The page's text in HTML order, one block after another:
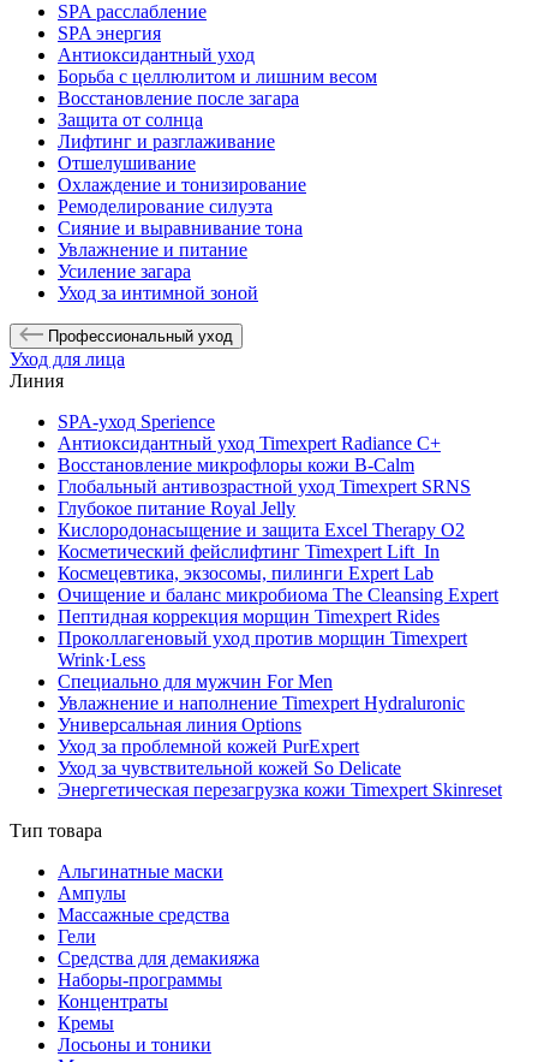
SPA расслабление
SPA энергия
Антиоксидантный уход
Борьба с целлюлитом и лишним весом
Восстановление после загара
Защита от солнца
Лифтинг и разглаживание
Отшелушивание
Охлаждение и тонизирование
Ремоделирование силуэта
Сияние и выравнивание тона
Увлажнение и питание
Усиление загара
Уход за интимной зоной
Профессиональный уход
Уход для лица
Линия
SPA-уход Sperience
Антиоксидантный уход Timexpert Radiance C+
Восстановление микрофлоры кожи B-Calm
Глобальный антивозрастной уход Timexpert SRNS
Глубокое питание Royal Jelly
Кислородонасыщение и защита Excel Therapy O2
Косметический фейслифтинг Timexpert Lift_In
Космецевтика, экзосомы, пилинги Expert Lab
Очищение и баланс микробиома The Cleansing Expert
Пептидная коррекция морщин Timexpert Rides
Проколлагеновый уход против морщин Timexpert
Wrink·Less
Специально для мужчин For Men
Увлажнение и наполнение Timexpert Hydraluronic
Универсальная линия Options
Уход за проблемной кожей PurExpert
Уход за чувствительной кожей So Delicate
Энергетическая перезагрузка кожи Timexpert Skinreset
Тип товара
Альгинатные маски
Ампулы
Массажные средства
Гели
Средства для демакияжа
Наборы-программы
Концентраты
Кремы
Лосьоны и тоники